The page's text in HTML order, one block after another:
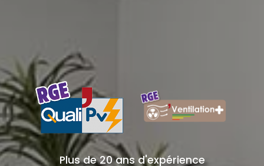
Plus de 20 ans d'expérience